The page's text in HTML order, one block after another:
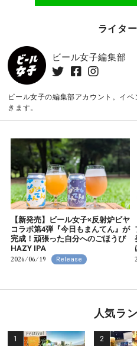
ライタ
ビール女子編集部
ビール女子の編集部アカウント。イ
きます。
【新発売】ビール女子×反射炉ビヤ
コラボ第4弾『今日もまんてん』が
完成！頑張った自分へのごほうび
HAZY IPA
2026/06/19 Release
人気ラ